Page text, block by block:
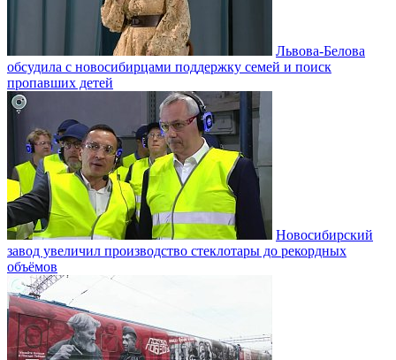
Львова-Белова
обсудила с новосибирцами поддержку семей и поиск
пропавших детей
Новосибирский
завод увеличил производство стеклотары до рекордных
объёмов